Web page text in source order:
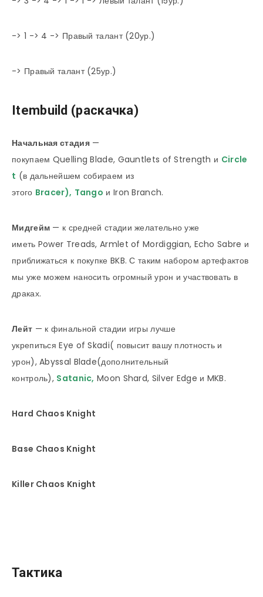
-> 1 -> 4 -> Правый талант (20ур.)
-> Правый талант (25ур.)
Itembuild (раскачка)
Начальная стадия—
покупаем Quelling Blade, Gauntlets of Strength и Circle
t (в дальнейшем собираем из
этого Bracer), Tango и Iron Branch.
Мидгейм — к средней стадии желательно уже
иметь Power Treads, Armlet of Mordiggian, Echo Sabre и
приближаться к покупке BKB. С таким набором артефактов
мы уже можем наносить огромный урон и участвовать в
драках.
Лейт — к финальной стадии игры лучше
укрепиться Eye of Skadi( повысит вашу плотность и
урон), Abyssal Blade(дополнительный
контроль), Satanic, Moon Shard, Silver Edge и MKB.
Hard Chaos Knight
Base Chaos Knight
Killer Chaos Knight
Тактика